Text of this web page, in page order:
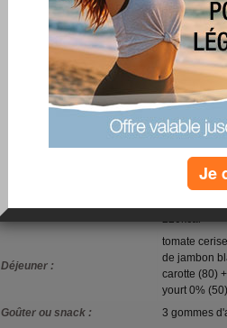
semaine c'est déjà ça de pris.
Sinon à part ça j'ai une copine qui a
heures de travail!!!! ça donne à réfléchir) d'un
semaine nous irons faire la connaissance de
Bon le ciel s'est dégagé donc tout va au
j'arrivait à perdre ces foutu kilos je serai
Bonne journée
Petit-déjeuner :
220kcal
Déjeuner :
tomate
de jambon
carotte (80)
yourt 0%
Goûter ou snack :
3 gommes
Je